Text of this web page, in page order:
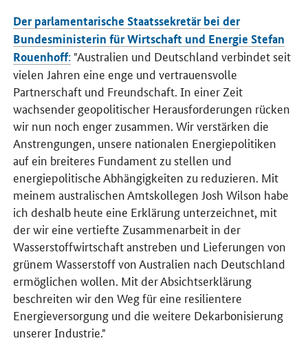
Der parlamentarische Staatssekretär bei der
Bundesministerin für Wirtschaft und Energie Stefan
Rouenhoff: "Australien und Deutschland verbindet seit
vielen Jahren eine enge und vertrauensvolle
Partnerschaft und Freundschaft. In einer Zeit
wachsender geopolitischer Herausforderungen rücken
wir nun noch enger zusammen. Wir verstärken die
Anstrengungen, unsere nationalen Energiepolitiken
auf ein breiteres Fundament zu stellen und
energiepolitische Abhängigkeiten zu reduzieren. Mit
meinem australischen Amtskollegen Josh Wilson habe
ich deshalb heute eine Erklärung unterzeichnet, mit
der wir eine vertiefte Zusammenarbeit in der
Wasserstoffwirtschaft anstreben und Lieferungen von
grünem Wasserstoff von Australien nach Deutschland
ermöglichen wollen. Mit der Absichtserklärung
beschreiten wir den Weg für eine resilientere
Energieversorgung und die weitere Dekarbonisierung
unserer Industrie."